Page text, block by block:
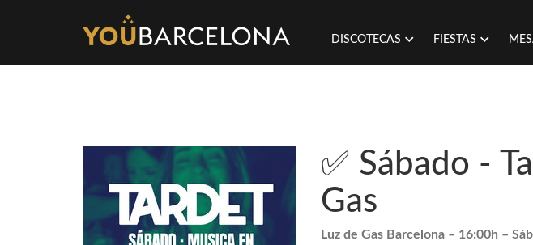
DISCOTECAS FIESTAS
✅ Sábado -
Gas
Luz de Gas Barcelona – 16:00h –